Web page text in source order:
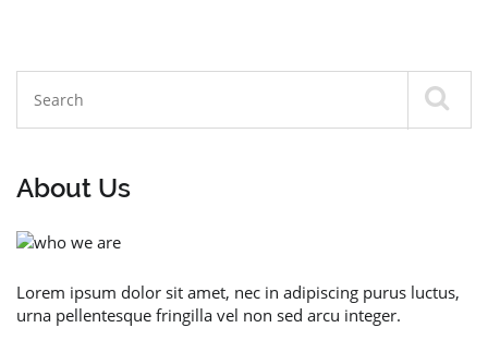
About Us
Lorem ipsum dolor sit amet, nec in adipiscing purus luctus,
urna pellentesque fringilla vel non sed arcu integer.